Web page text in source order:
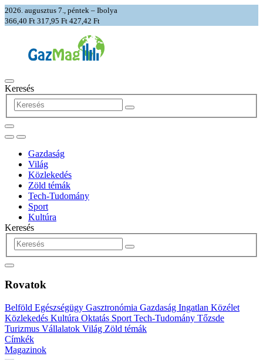
2026. augusztus 7., péntek – Ibolya
366,40 Ft 317,95 Ft 427,42 Ft
Keresés
Gazdaság
Világ
Közlekedés
Zöld témák
Tech-Tudomány
Sport
Kultúra
Keresés
Rovatok
Belföld Egészségügy Gasztronómia Gazdaság Ingatlan Közélet
Közlekedés Kultúra Oktatás Sport Tech-Tudomány Tőzsde
Turizmus Vállalatok Világ Zöld témák
Címkék
Magazinok